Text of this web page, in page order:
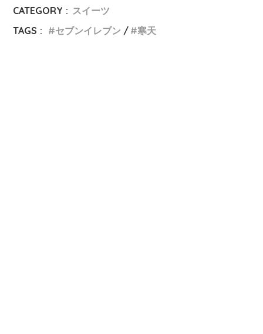
CATEGORY : スイーツ
TAGS :
セブンイレブン 寒天